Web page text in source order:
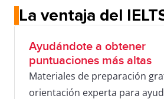
La ventaja del
Ayudándote a obtener
puntuaciones más altas
Materiales de preparación
orientación experta para